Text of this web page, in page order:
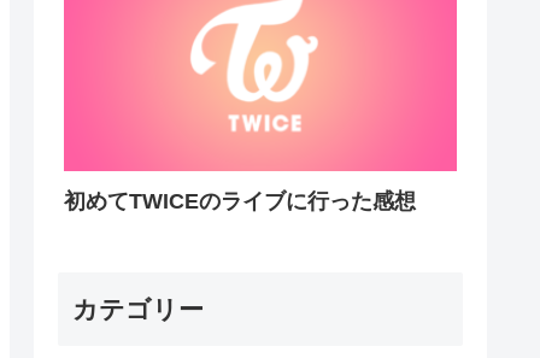
初めてTWICEのライブに行った感想
カテゴリー